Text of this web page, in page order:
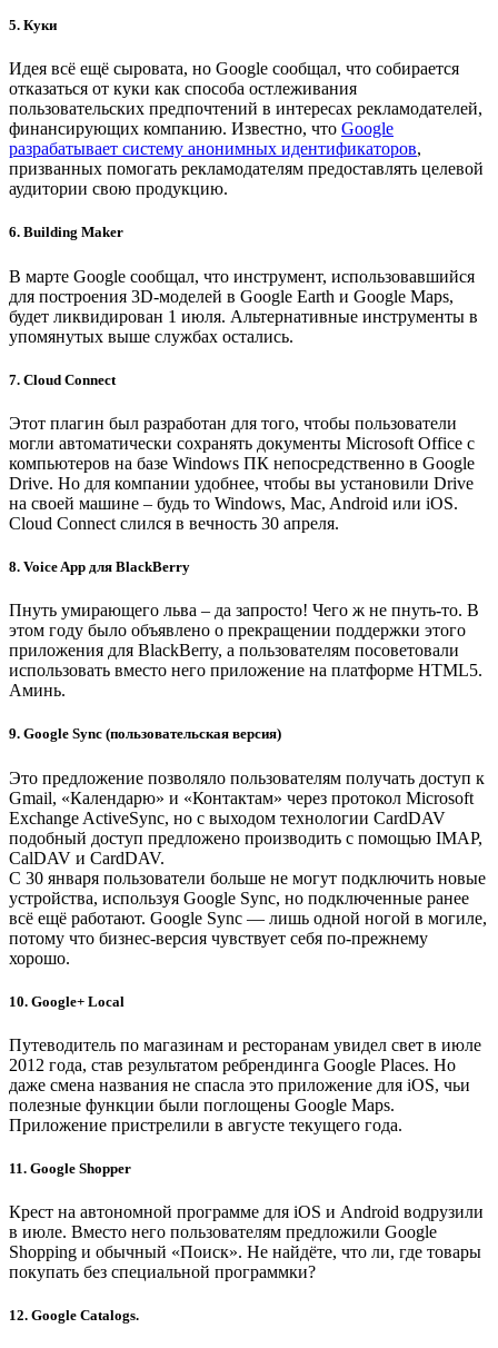
5. Куки
Идея всё ещё сыровата, но Google сообщал, что собирается
отказаться от куки как способа остлеживания
пользовательских предпочтений в интересах рекламодателей,
финансирующих компанию. Известно, что Google
разрабатывает систему анонимных идентификаторов,
призванных помогать рекламодателям предоставлять целевой
аудитории свою продукцию.
6. Building Maker
В марте Google сообщал, что инструмент, использовавшийся
для построения 3D-моделей в Google Earth и Google Maps,
будет ликвидирован 1 июля. Альтернативные инструменты в
упомянутых выше службах остались.
7. Cloud Connect
Этот плагин был разработан для того, чтобы пользователи
могли автоматически сохранять документы Microsoft Office с
компьютеров на базе Windows ПК непосредственно в Google
Drive. Но для компании удобнее, чтобы вы установили Drive
на своей машине – будь то Windows, Mac, Android или iOS.
Cloud Connect слился в вечность 30 апреля.
8. Voice App для BlackBerry
Пнуть умирающего льва – да запросто! Чего ж не пнуть-то. В
этом году было объявлено о прекращении поддержки этого
приложения для BlackBerry, а пользователям посоветовали
использовать вместо него приложение на платформе HTML5.
Аминь.
9. Google Sync (пользовательская версия)
Это предложение позволяло пользователям получать доступ к
Gmail, «Календарю» и «Контактам» через протокол Microsoft
Exchange ActiveSync, но с выходом технологии CardDAV
подобный доступ предложено производить с помощью IMAP,
CalDAV и CardDAV.
C 30 января пользователи больше не могут подключить новые
устройства, используя Google Sync, но подключенные ранее
всё ещё работают. Google Sync — лишь одной ногой в могиле,
потому что бизнес-версия чувствует себя по-прежнему
хорошо.
10. Google+ Local
Путеводитель по магазинам и ресторанам увидел свет в июле
2012 года, став результатом ребрендинга Google Places. Но
даже смена названия не спасла это приложение для iOS, чьи
полезные функции были поглощены Google Maps.
Приложение пристрелили в августе текущего года.
11. Google Shopper
Крест на автономной программе для iOS и Android водрузили
в июле. Вместо него пользователям предложили Google
Shopping и обычный «Поиск». Не найдёте, что ли, где товары
покупать без специальной программки?
12. Google Catalogs.